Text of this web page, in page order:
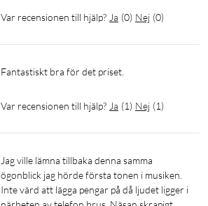
Var recensionen till hjälp? Ja (0) Nej (0)
Fantastiskt bra för det priset.
Var recensionen till hjälp? Ja (1) Nej (1)
Jag ville lämna tillbaka denna samma
ögonblick jag hörde första tonen i musiken.
Inte värd att lägga pengar på då ljudet ligger i